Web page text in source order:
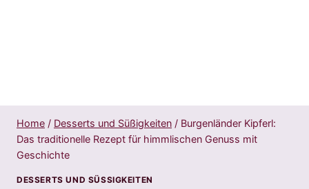
Home / Desserts und Süßigkeiten / Burgenländer Kipferl:
Das traditionelle Rezept für himmlischen Genuss mit
Geschichte
DESSERTS UND SÜSSIGKEITEN